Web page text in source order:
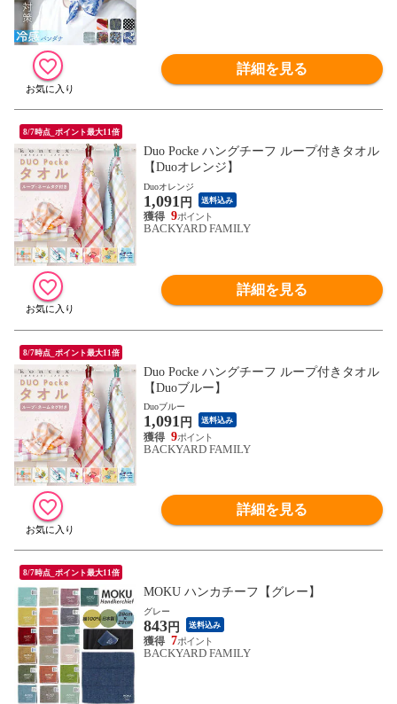
詳細を見る
8/7時点_ポイント最大11倍
Duo Pocke ハングチーフ ループ付きタオル
【Duoオレンジ】
Duoオレンジ
1,091 円 送料込み
9
BACKYARD FAMILY
詳細を見る
8/7時点_ポイント最大11倍
Duo Pocke ハングチーフ ループ付きタオル
【Duoブルー】
Duoブルー
1,091 円 送料込み
9
BACKYARD FAMILY
詳細を見る
8/7時点_ポイント最大11倍
MOKU ハンカチーフ【グレー】
グレー
843円 送料込み
7
BACKYARD FAMILY